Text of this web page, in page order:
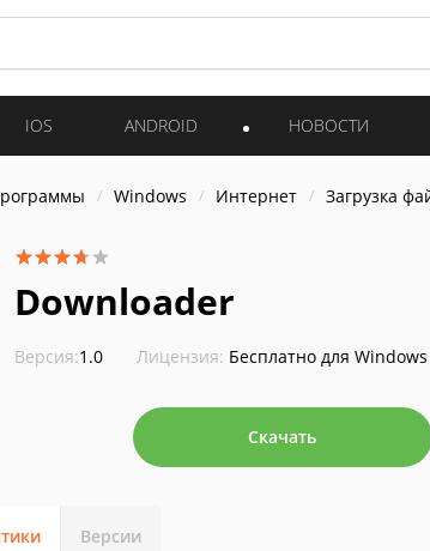
IOS ANDROID НОВОСТИ
Windows Интернет Загрузка
Downloader
Версия:1.0 Лицензия: Бесплатно для Windows
Скачать
Версии